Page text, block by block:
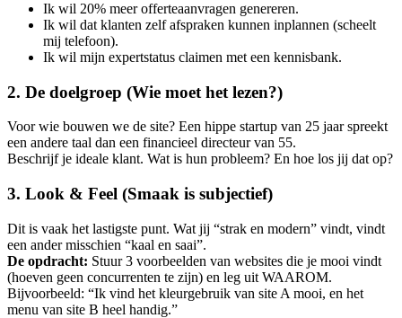
Ik wil 20% meer offerteaanvragen genereren.
Ik wil dat klanten zelf afspraken kunnen inplannen (scheelt
mij telefoon).
Ik wil mijn expertstatus claimen met een kennisbank.
2. De doelgroep (Wie moet het lezen?)
Voor wie bouwen we de site? Een hippe startup van 25 jaar spreekt
een andere taal dan een financieel directeur van 55.
Beschrijf je ideale klant. Wat is hun probleem? En hoe los jij dat op?
3. Look & Feel (Smaak is subjectief)
Dit is vaak het lastigste punt. Wat jij “strak en modern” vindt, vindt
een ander misschien “kaal en saai”.
De opdracht: Stuur 3 voorbeelden van websites die je mooi vindt
(hoeven geen concurrenten te zijn) en leg uit WAAROM.
Bijvoorbeeld: “Ik vind het kleurgebruik van site A mooi, en het
menu van site B heel handig.”